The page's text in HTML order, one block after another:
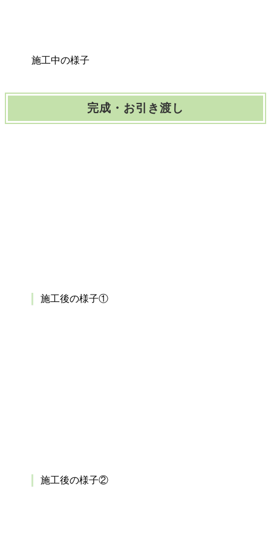
施工中の様子
完成・お引き渡し
施工後の様子①
施工後の様子②